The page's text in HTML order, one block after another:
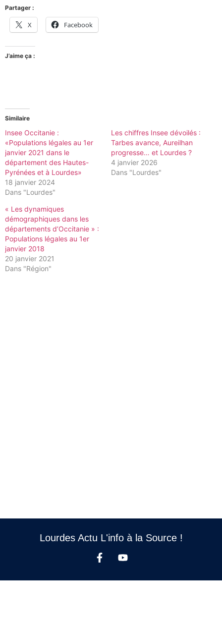
Partager :
X Facebook
J’aime ça :
Similaire
Insee Occitanie :
«Populations légales au 1er
janvier 2021 dans le
département des Hautes-
Pyrénées et à Lourdes»
18 janvier 2024
Dans "Lourdes"
Les chiffres Insee dévoilés :
Tarbes avance, Aureilhan
progresse… et Lourdes ?
4 janvier 2026
Dans "Lourdes"
« Les dynamiques
démographiques dans les
départements d’Occitanie » :
Populations légales au 1er
janvier 2018
20 janvier 2021
Dans "Région"
Lourdes Actu L'info à la Source !